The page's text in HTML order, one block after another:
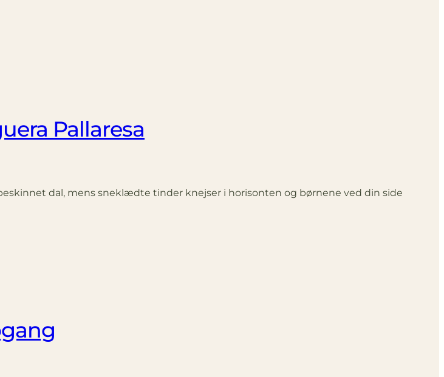
Pallaresa
dal, mens sneklædte tinder knejser i horisonten og børnene ved din side